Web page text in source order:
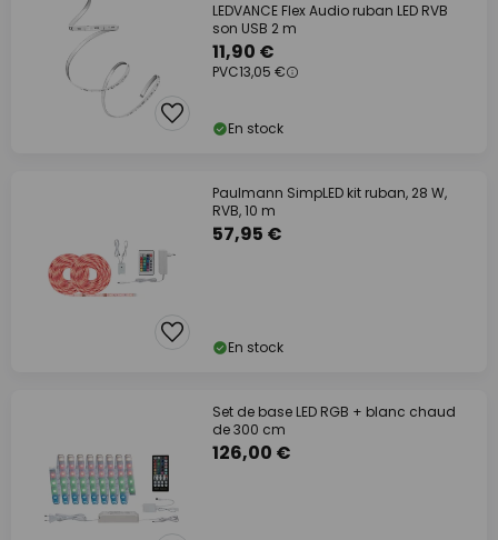
LEDVANCE Flex Audio ruban LED RVB
son USB 2 m
11,90 €
PVC13,05 €
En stock
Paulmann SimpLED kit ruban, 28 W,
RVB, 10 m
57,95 €
En stock
Set de base LED RGB + blanc chaud
de 300 cm
126,00 €